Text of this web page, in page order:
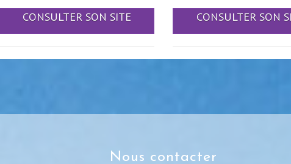
CONSULTER SON SITE CONSULTER SON
nous contacter